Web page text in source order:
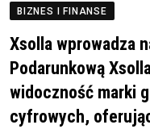
BIZNES I FINANSE
Xsolla wprowadza
Podarunkową
widoczność marki
cyfrowych,